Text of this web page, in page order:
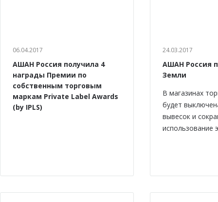
06.04.2017
АШАН Россия получила 4
награды Премии по
собственным торговым
маркам Private Label Awards
(by IPLS)
24.03.2017
АШАН Россия
Земли
В магазинах
будет
вывесок и
использование